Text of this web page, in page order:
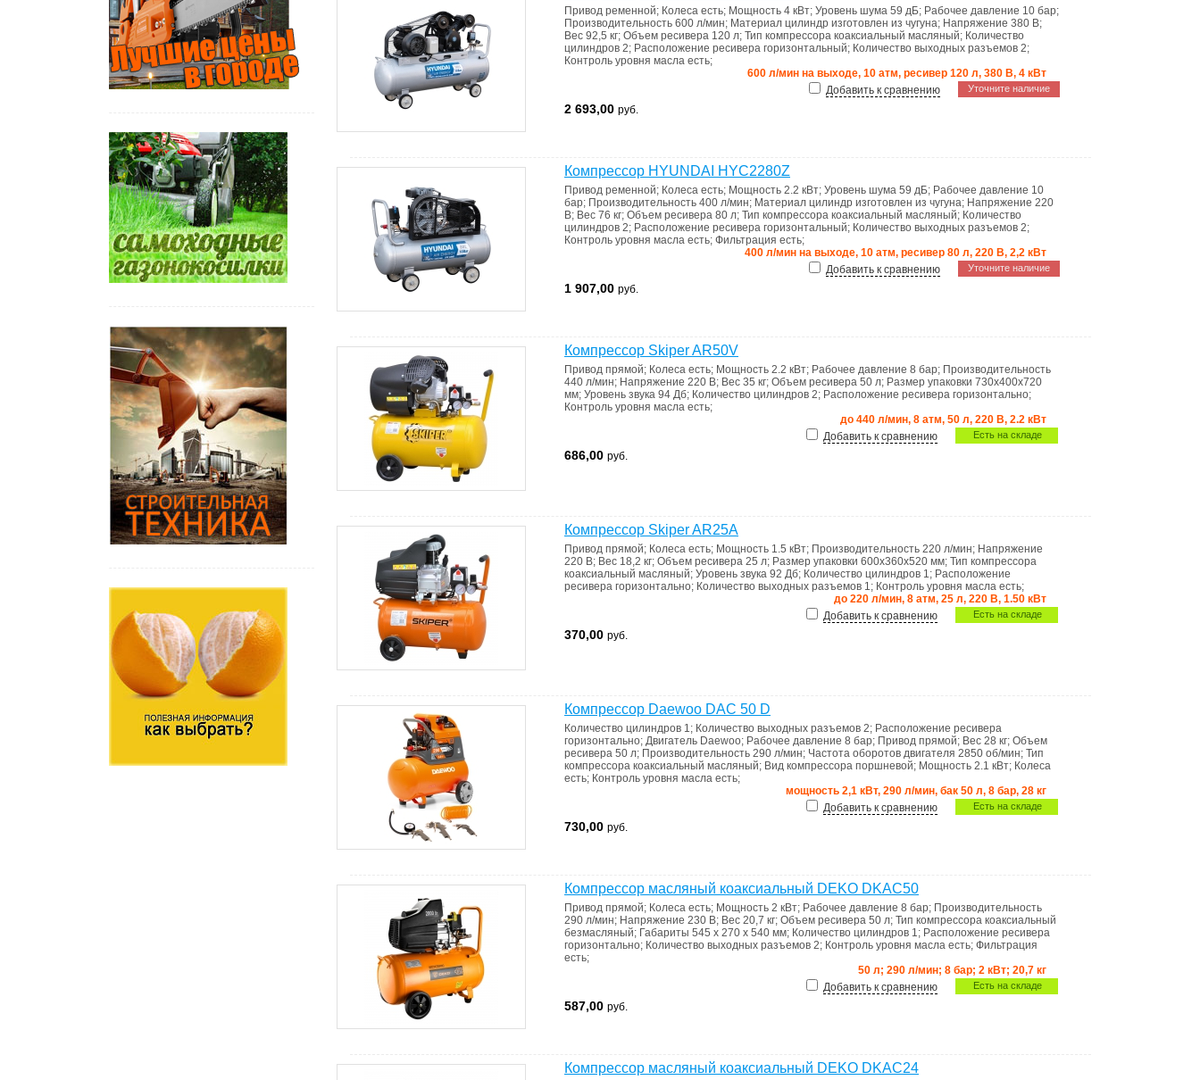
Привод ременной; Колеса есть; Мощность 4 кВт; Уровень шума 59 дБ; Рабочее давление 10 бар;
Производительность 600 л/мин; Материал цилиндр изготовлен из чугуна; Напряжение 380 В;
Вес 92,5 кг; Объем ресивера 120 л; Тип компрессора коаксиальный масляный; Количество
цилиндров 2; Расположение ресивера горизонтальный; Количество выходных разъемов 2;
Контроль уровня масла есть;
600 л/мин на выходе, 10 атм, ресивер 120 л, 380 В, 4 кВт
Уточните наличие
Добавить к сравнению
2 693,00 руб.
Компрессор HYUNDAI HYC2280Z
Привод ременной; Колеса есть; Мощность 2.2 кВт; Уровень шума 59 дБ; Рабочее давление 10
бар; Производительность 400 л/мин; Материал цилиндр изготовлен из чугуна; Напряжение 220
В; Вес 76 кг; Объем ресивера 80 л; Тип компрессора коаксиальный масляный; Количество
цилиндров 2; Расположение ресивера горизонтальный; Количество выходных разъемов 2;
Контроль уровня масла есть; Фильтрация есть;
400 л/мин на выходе, 10 атм, ресивер 80 л, 220 В, 2,2 кВт
Уточните наличие
Добавить к сравнению
1 907,00 руб.
Компрессор Skiper AR50V
Привод прямой; Колеса есть; Мощность 2.2 кВт; Рабочее давление 8 бар; Производительность
440 л/мин; Напряжение 220 В; Вес 35 кг; Объем ресивера 50 л; Размер упаковки 730х400х720
мм; Уровень звука 94 Дб; Количество цилиндров 2; Расположение ресивера горизонтально;
Контроль уровня масла есть;
до 440 л/мин, 8 атм, 50 л, 220 В, 2.2 кВт
Есть на складе
Добавить к сравнению
686,00 руб.
Компрессор Skiper AR25A
Привод прямой; Колеса есть; Мощность 1.5 кВт; Производительность 220 л/мин; Напряжение
220 В; Вес 18,2 кг; Объем ресивера 25 л; Размер упаковки 600х360х520 мм; Тип компрессора
коаксиальный масляный; Уровень звука 92 Дб; Количество цилиндров 1; Расположение
ресивера горизонтально; Количество выходных разъемов 1; Контроль уровня масла есть;
до 220 л/мин, 8 атм, 25 л, 220 В, 1.50 кВт
Есть на складе
Добавить к сравнению
370,00 руб.
Компрессор Daewoo DAC 50 D
Количество цилиндров 1; Количество выходных разъемов 2; Расположение ресивера
горизонтально; Двигатель Daewoo; Рабочее давление 8 бар; Привод прямой; Вес 28 кг; Объем
ресивера 50 л; Производительность 290 л/мин; Частота оборотов двигателя 2850 об/мин; Тип
компрессора коаксиальный масляный; Вид компрессора поршневой; Мощность 2.1 кВт; Колеса
есть; Контроль уровня масла есть;
мощность 2,1 кВт, 290 л/мин, бак 50 л, 8 бар, 28 кг
Есть на складе
Добавить к сравнению
730,00 руб.
Компрессор масляный коаксиальный DEKO DKAC50
Привод прямой; Колеса есть; Мощность 2 кВт; Рабочее давление 8 бар; Производительность
290 л/мин; Напряжение 230 В; Вес 20,7 кг; Объем ресивера 50 л; Тип компрессора коаксиальный
безмасляный; Габариты 545 x 270 x 540 мм; Количество цилиндров 1; Расположение ресивера
горизонтально; Количество выходных разъемов 2; Контроль уровня масла есть; Фильтрация
есть;
50 л; 290 л/мин; 8 бар; 2 кВт; 20,7 кг
Есть на складе
Добавить к сравнению
587,00 руб.
Компрессор масляный коаксиальный DEKO DKAC24